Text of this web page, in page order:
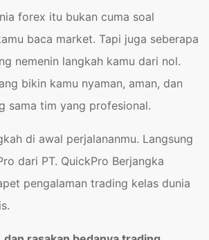
forex itu bukan cuma soal
baca market. Tapi juga seberapa
nemenin langkah kamu dari nol.
bikin kamu nyaman, aman, dan
sama tim yang profesional.
di awal perjalananmu. Langsung
dari PT. QuickPro Berjangka
pengalaman trading kelas dunia